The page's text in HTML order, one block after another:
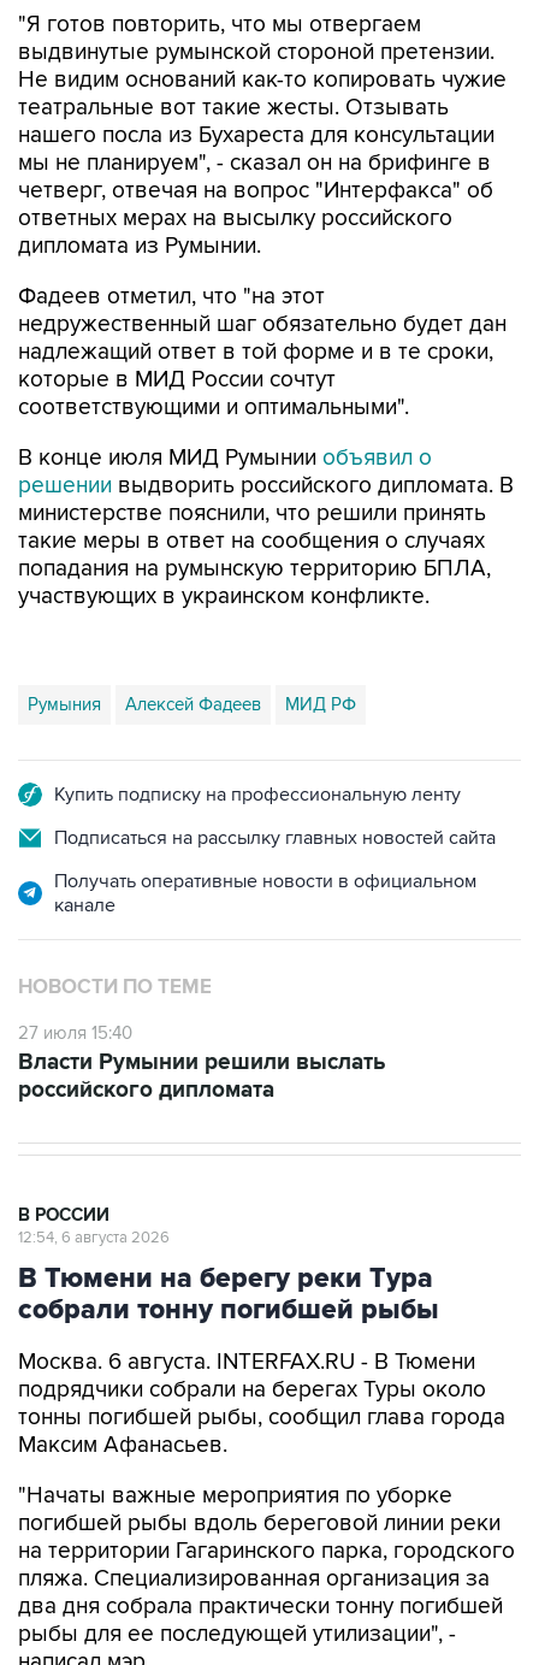
"Я готов повторить, что мы отвергаем
выдвинутые румынской стороной претензии.
Не видим оснований как-то копировать чужие
театральные вот такие жесты. Отзывать
нашего посла из Бухареста для консультации
мы не планируем", - сказал он на брифинге в
четверг, отвечая на вопрос "Интерфакса" об
ответных мерах на высылку российского
дипломата из Румынии.
Фадеев отметил, что "на этот
недружественный шаг обязательно будет дан
надлежащий ответ в той форме и в те сроки,
которые в МИД России сочтут
соответствующими и оптимальными".
В конце июля МИД Румынии объявил о
решении выдворить российского дипломата. В
министерстве пояснили, что решили принять
такие меры в ответ на сообщения о случаях
попадания на румынскую территорию БПЛА,
участвующих в украинском конфликте.
Румыния Алексей Фадеев МИД РФ
Купить подписку на профессиональную ленту
Подписаться на рассылку главных новостей сайта
Получать оперативные новости в официальном
канале
НОВОСТИ ПО ТЕМЕ
27 июля 15:40
Власти Румынии решили выслать
российского дипломата
В РОССИИ
12:54, 6 августа 2026
В Тюмени на берегу реки Тура
собрали тонну погибшей рыбы
Москва. 6 августа. INTERFAX.RU - В Тюмени
подрядчики собрали на берегах Туры около
тонны погибшей рыбы, сообщил глава города
Максим Афанасьев.
"Начаты важные мероприятия по уборке
погибшей рыбы вдоль береговой линии реки
на территории Гагаринского парка, городского
пляжа. Специализированная организация за
два дня собрала практически тонну погибшей
рыбы для ее последующей утилизации", -